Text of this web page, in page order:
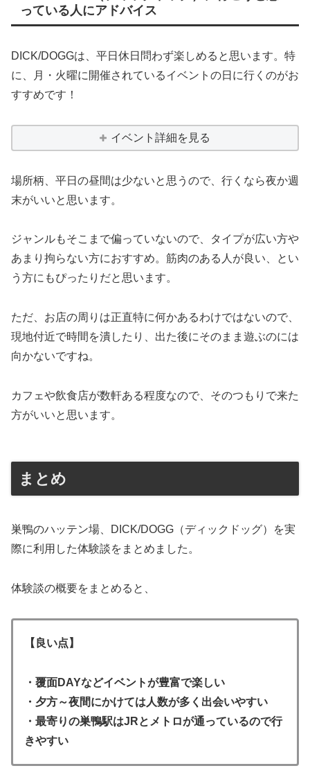
っている人にアドバイス
DICK/DOGGは、平日休日問わず楽しめると思います。特
に、月・火曜に開催されているイベントの日に行くのがお
すすめです！
イベント詳細を見る
場所柄、平日の昼間は少ないと思うので、行くなら夜か週
末がいいと思います。
ジャンルもそこまで偏っていないので、タイプが広い方や
あまり拘らない方におすすめ。筋肉のある人が良い、とい
う方にもぴったりだと思います。
ただ、お店の周りは正直特に何かあるわけではないので、
現地付近で時間を潰したり、出た後にそのまま遊ぶのには
向かないですね。
カフェや飲食店が数軒ある程度なので、そのつもりで来た
方がいいと思います。
まとめ
巣鴨のハッテン場、DICK/DOGG（ディックドッグ）を実
際に利用した体験談をまとめました。
体験談の概要をまとめると、
【良い点】
・覆面DAYなどイベントが豊富で楽しい
・夕方～夜間にかけては人数が多く出会いやすい
・最寄りの巣鴨駅はJRとメトロが通っているので行
きやすい